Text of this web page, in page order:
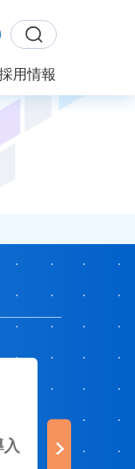
用情報
タリーズコ
モバイル